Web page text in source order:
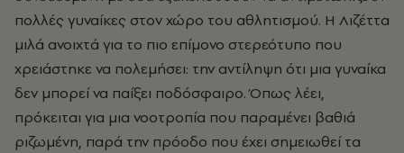
πολλές γυναίκες στον χώρο του αθλητισμού. Η Λιζέττα
μιλά ανοιχτά για το πιο επίμονο στερεότυπο που
χρειάστηκε να πολεμήσει: την αντίληψη ότι μια γυναίκα
δεν μπορεί να παίξει ποδόσφαιρο. Όπως λέει,
πρόκειται για μια νοοτροπία που παραμένει βαθιά
ριζωμένη, παρά την πρόοδο που έχει σημειωθεί τα